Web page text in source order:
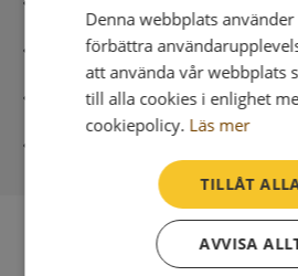
Säker betalning med stripe
Direkt digital leverans
Denna webbplats
förbättra
att använda vår webbplats
till alla cookies i enlighet
cookiepolicy. Läs mer
TILLÅT
AVVISA